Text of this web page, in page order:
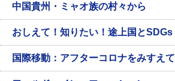
中国貴州・ミャオ族の村々から
おしえて！知りたい！途上国とSDGs
国際移動：アフターコロナをみすえて